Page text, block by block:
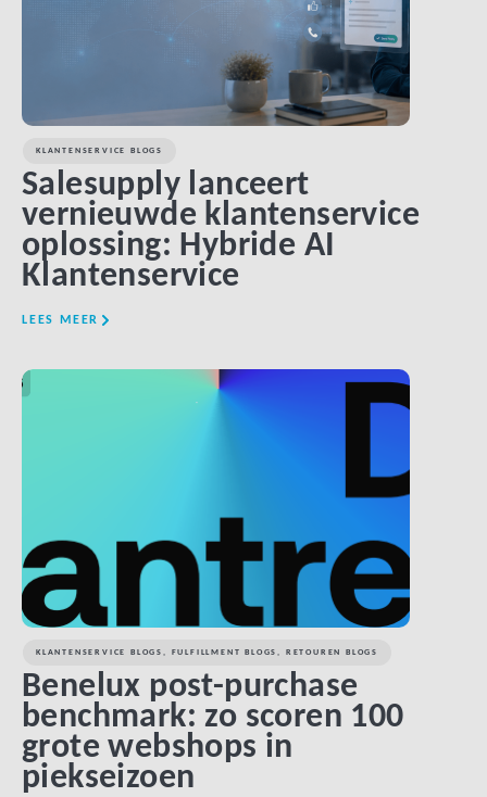
KLANTENSERVICE BLOGS
Salesupply lanceert
vernieuwde klantenservice
oplossing: Hybride AI
Klantenservice
LEES MEER
KLANTENSERVICE BLOGS FULFILLMENT BLOGS RETOUREN BLOGS
Benelux post-purchase
benchmark: zo scoren 100
grote webshops in
piekseizoen
LINK BTN